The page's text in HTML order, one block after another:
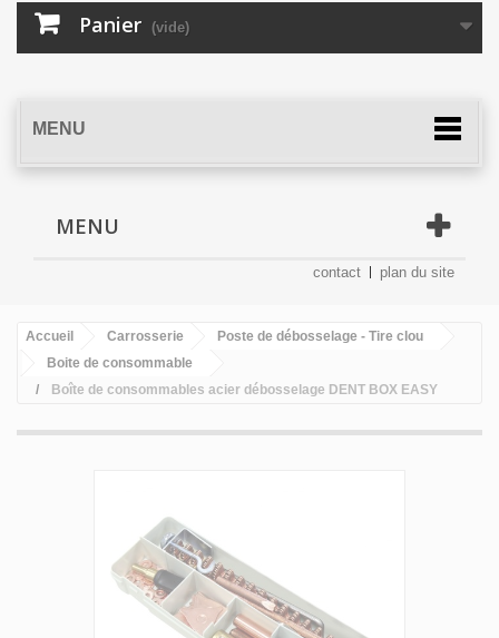
Panier (vide)
MENU
MENU
contact plan du site
Accueil Carrosserie
Poste de débosselage - Tire clou
Boite de consommable
Boîte de consommables acier débosselage DENT BOX EASY